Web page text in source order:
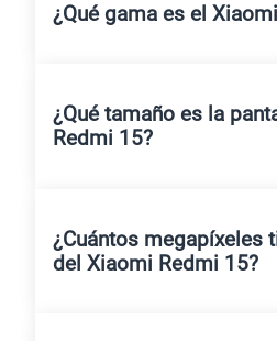
¿Qué gama es el
¿Qué tamaño es la
Redmi 15?
¿Cuántos megapíxeles
del Xiaomi Redmi 15?